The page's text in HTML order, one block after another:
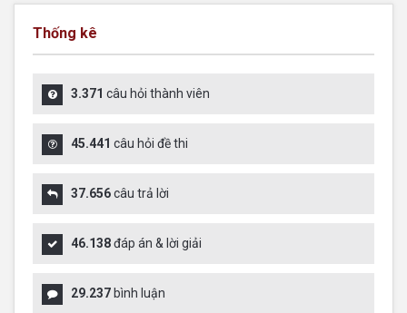
Thống kê
3.371 câu hỏi thành viên
45.441 câu hỏi đề thi
37.656câu trả lời
46.138đáp án & lời giải
29.237 bình luận